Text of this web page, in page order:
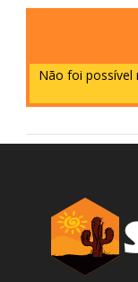
Não foi possível